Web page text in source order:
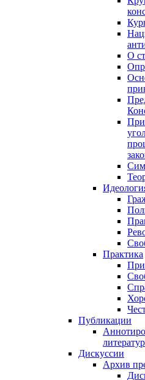
О
Практика
Публикации
Дискуссии
Архив